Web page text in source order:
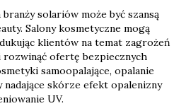
solariów może być szansą
Salony kosmetyczne mogą
klientów na temat zagrożeń
rozwinąć ofertę bezpiecznych
samoopalające, opalanie
skórze efekt opalenizny
UV.